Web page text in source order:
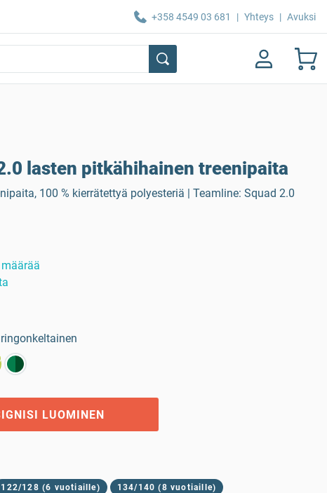
+358 4549 03 681 | Yhteys | Avuksi
lasten pitkähihainen treenipaita
100 % kierrätettyä polyesteriä | Teamline: Squad 2.0
LUOMINEN
122/128 (6 vuotiaille)
134/140 (8 vuotiaille)